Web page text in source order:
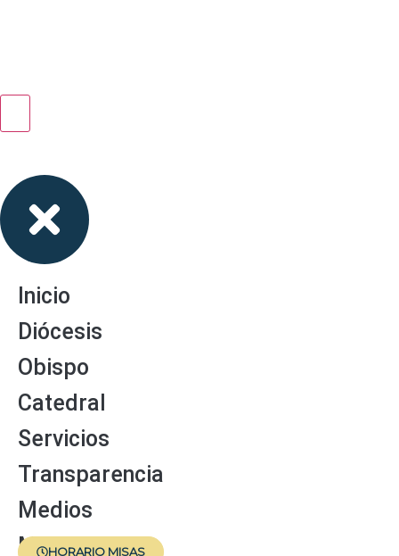
HORARIO MISAS
Inicio
Diócesis
Obispo
Catedral
Servicios
Transparencia
Medios
Menores